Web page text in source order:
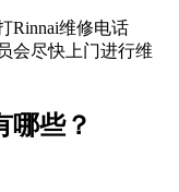
Rinnai维修电话
会尽快上门进行维
哪些？